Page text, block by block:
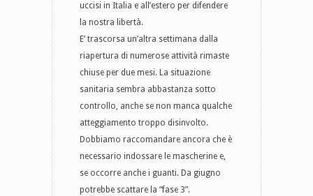
uccisi in Italia e all’estero per difendere
la nostra libertà.
E’ trascorsa un’altra settimana dalla
riapertura di numerose attività rimaste
chiuse per due mesi. La situazione
sanitaria sembra abbastanza sotto
controllo, anche se non manca qualche
atteggiamento troppo disinvolto.
Dobbiamo raccomandare ancora che è
necessario indossare le mascherine e,
se occorre anche i guanti. Da giugno
potrebbe scattare la “fase 3”.